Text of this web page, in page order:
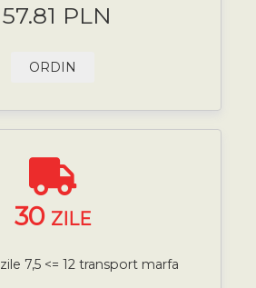
PLN
ORDIN
30 ZILE
7,5 <= 12 transport marfa